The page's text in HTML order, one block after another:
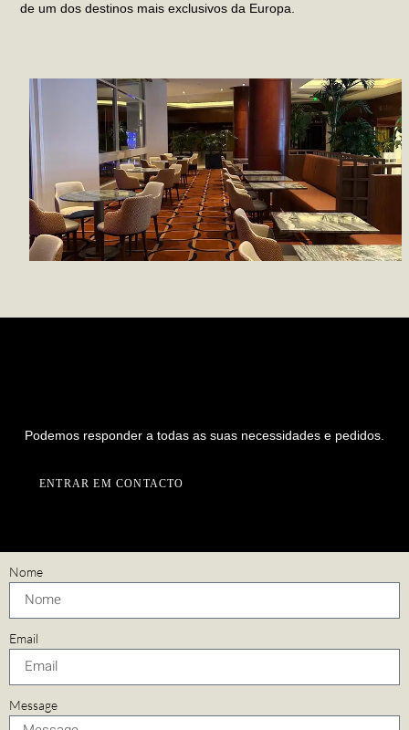
de um dos destinos mais exclusivos da Europa.
Podemos responder a todas as suas necessidades e pedidos.
ENTRAR EM CONTACTO
Nome
Email
Message